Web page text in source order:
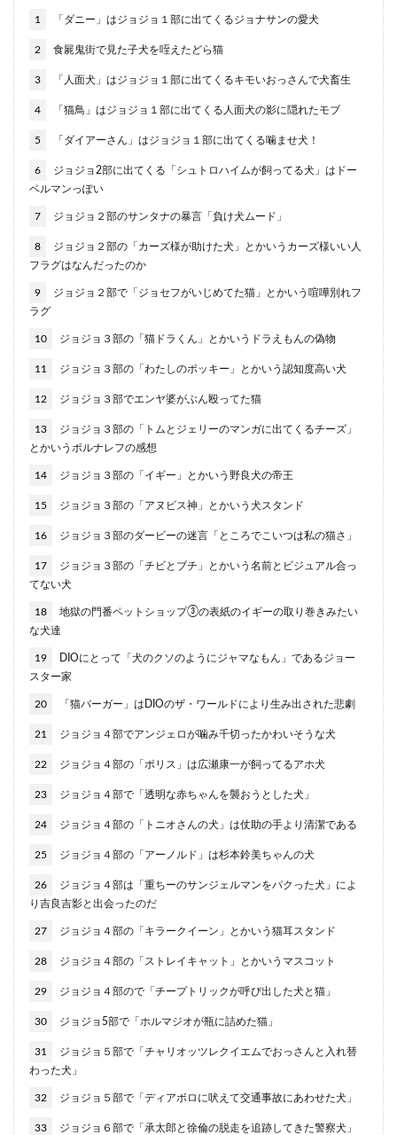
1 「ダニー」はジョジョ１部に出てくるジョナサンの愛犬
2 食屍鬼街で見た子犬を咥えたどら猫
3 「人面犬」はジョジョ１部に出てくるキモいおっさんで犬畜生
4 「猫鳥」はジョジョ１部に出てくる人面犬の影に隠れたモブ
5 「ダイアーさん」はジョジョ１部に出てくる噛ませ犬！
6
ジョジョ2部に出てくる「シュトロハイムが飼ってる犬」はドー
ベルマンっぽい
7 ジョジョ２部のサンタナの暴言「負け犬ムード」
8
ジョジョ２部の「カーズ様が助けた犬」とかいうカーズ様いい人
フラグはなんだったのか
9
ジョジョ２部で「ジョセフがいじめてた猫」とかいう喧嘩別れフ
ラグ
10 ジョジョ３部の「猫ドラくん」とかいうドラえもんの偽物
11 ジョジョ３部の「わたしのポッキー」とかいう認知度高い犬
12 ジョジョ３部でエンヤ婆がぶん殴ってた猫
13
ジョジョ３部の「トムとジェリーのマンガに出てくるチーズ」
とかいうポルナレフの感想
14 ジョジョ３部の「イギー」とかいう野良犬の帝王
15 ジョジョ３部の「アヌビス神」とかいう犬スタンド
16 ジョジョ３部のダービーの迷言「ところでこいつは私の猫さ」
17
ジョジョ３部の「チビとブチ」とかいう名前とビジュアル合っ
てない犬
18
地獄の門番ペットショップ③の表紙のイギーの取り巻きみたい
な犬達
19
DIOにとって「犬のクソのようにジャマなもん」であるジョー
スター家
20 「猫バーガー」はDIOのザ・ワールドにより生み出された悲劇
21 ジョジョ４部でアンジェロが噛み千切ったかわいそうな犬
22 ジョジョ４部の「ポリス」は広瀬康一が飼ってるアホ犬
23 ジョジョ４部で「透明な赤ちゃんを襲おうとした犬」
24 ジョジョ４部の「トニオさんの犬」は仗助の手より清潔である
25 ジョジョ４部の「アーノルド」は杉本鈴美ちゃんの犬
26
ジョジョ４部は「重ちーのサンジェルマンをパクった犬」によ
り吉良吉影と出会ったのだ
27 ジョジョ４部の「キラークイーン」とかいう猫耳スタンド
28 ジョジョ４部の「ストレイキャット」とかいうマスコット
29 ジョジョ４部ので「チープトリックが呼び出した犬と猫」
30 ジョジョ5部で「ホルマジオが瓶に詰めた猫」
31
ジョジョ５部で「チャリオッツレクイエムでおっさんと入れ替
わった犬」
32 ジョジョ５部で「ディアボロに吠えて交通事故にあわせた犬」
33 ジョジョ６部で「承太郎と徐倫の脱走を追跡してきた警察犬」